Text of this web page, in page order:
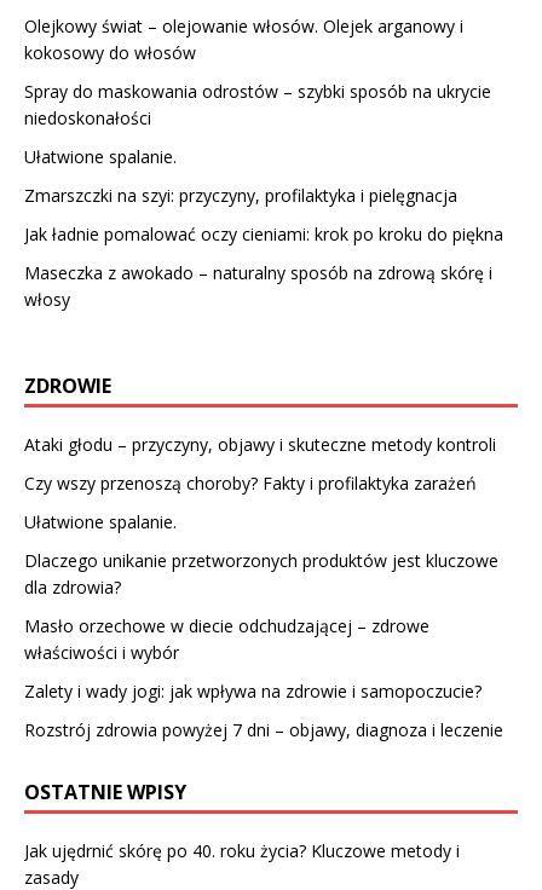
Olejkowy świat – olejowanie włosów. Olejek arganowy i
kokosowy do włosów
Spray do maskowania odrostów – szybki sposób na ukrycie
niedoskonałości
Ułatwione spalanie.
Zmarszczki na szyi: przyczyny, profilaktyka i pielęgnacja
Jak ładnie pomalować oczy cieniami: krok po kroku do piękna
Maseczka z awokado – naturalny sposób na zdrową skórę i
włosy
ZDROWIE
Ataki głodu – przyczyny, objawy i skuteczne metody kontroli
Czy wszy przenoszą choroby? Fakty i profilaktyka zarażeń
Ułatwione spalanie.
Dlaczego unikanie przetworzonych produktów jest kluczowe
dla zdrowia?
Masło orzechowe w diecie odchudzającej – zdrowe
właściwości i wybór
Zalety i wady jogi: jak wpływa na zdrowie i samopoczucie?
Rozstrój zdrowia powyżej 7 dni – objawy, diagnoza i leczenie
OSTATNIE WPISY
Jak ujędrnić skórę po 40. roku życia? Kluczowe metody i
zasady